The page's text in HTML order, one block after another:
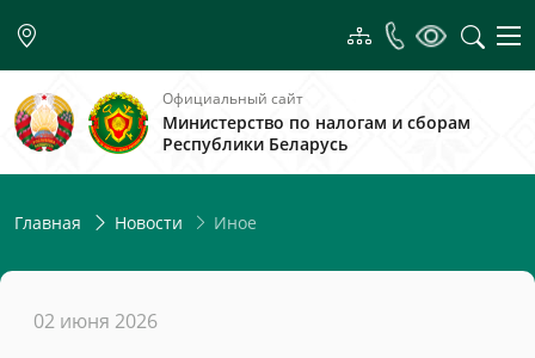
Официальный сайт
Министерство по налогам и сборам
Республики Беларусь
Главная Новости Иное
02 июня 2026